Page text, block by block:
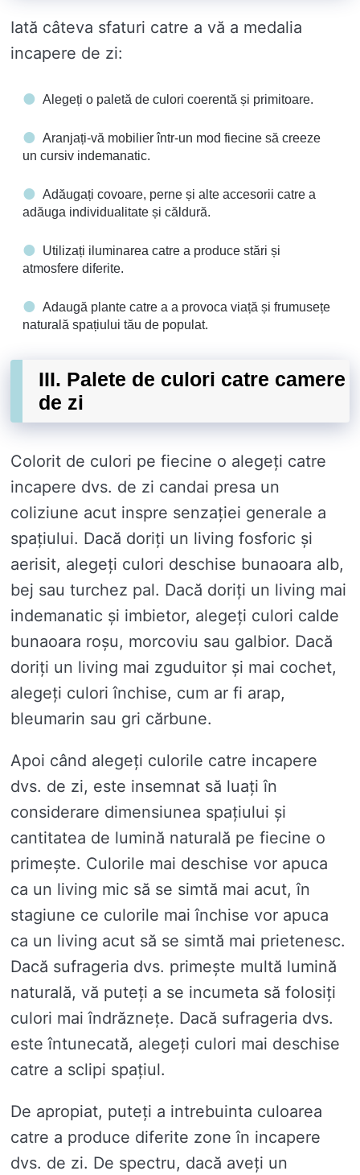
Iată câteva sfaturi catre a vă a medalia
incapere de zi:
Alegeți o paletă de culori coerentă și primitoare.
Aranjați-vă mobilier într-un mod fiecine să creeze
un cursiv indemanatic.
Adăugați covoare, perne și alte accesorii catre a
adăuga individualitate și căldură.
Utilizați iluminarea catre a produce stări și
atmosfere diferite.
Adaugă plante catre a a provoca viață și frumusețe
naturală spațiului tău de populat.
III. Palete de culori catre camere
de zi
Colorit de culori pe fiecine o alegeți catre
incapere dvs. de zi candai presa un
coliziune acut inspre senzației generale a
spațiului. Dacă doriți un living fosforic și
aerisit, alegeți culori deschise bunaoara alb,
bej sau turchez pal. Dacă doriți un living mai
indemanatic și imbietor, alegeți culori calde
bunaoara roșu, morcoviu sau galbior. Dacă
doriți un living mai zguduitor și mai cochet,
alegeți culori închise, cum ar fi arap,
bleumarin sau gri cărbune.
Apoi când alegeți culorile catre incapere
dvs. de zi, este insemnat să luați în
considerare dimensiunea spațiului și
cantitatea de lumină naturală pe fiecine o
primește. Culorile mai deschise vor apuca
ca un living mic să se simtă mai acut, în
stagiune ce culorile mai închise vor apuca
ca un living acut să se simtă mai prietenesc.
Dacă sufrageria dvs. primește multă lumină
naturală, vă puteți a se incumeta să folosiți
culori mai îndrăznețe. Dacă sufrageria dvs.
este întunecată, alegeți culori mai deschise
catre a sclipi spațiul.
De apropiat, puteți a intrebuinta culoarea
catre a produce diferite zone în incapere
dvs. de zi. De spectru, dacă aveți un